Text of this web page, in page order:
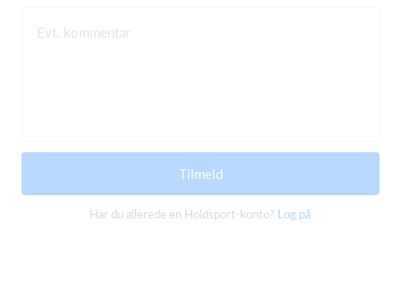
Evt. kommentar
Tilmeld
Har du allerede en Holdsport-konto? Log på